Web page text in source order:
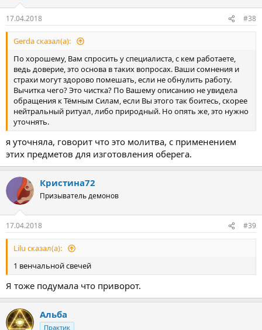
17.04.2018 #38
Gerda сказал(а):
По хорошему, Вам спросить у специалиста, с кем работаете,
ведь доверие, это основа в таких вопросах. Ваши сомнения и
страхи могут здорово помешать, если не обнулить работу.
Вычитка чего? Это чистка? По Вашему описанию не увидела
обращения к Тёмным Силам, если Вы этого так боитесь, скорее
нейтральный ритуал, либо природный. Но опять же, это нужно
уточнять.
я уточняла, говорит что это молитва, с применением
этих предметов для изготовления оберега.
Кристина72
Призыватель демонов
17.04.2018 #39
Lilu сказал(а):
1 венчальной свечей
Я тоже подумала что приворот.
Альба
Практик